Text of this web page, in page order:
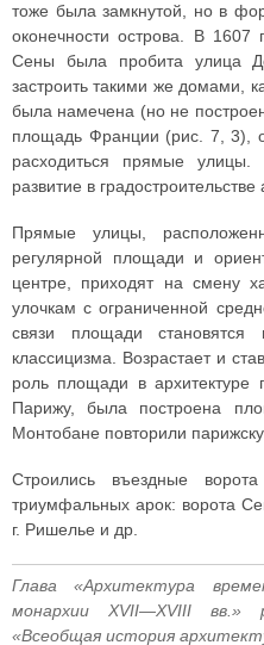
тоже была замкнутой, но в
оконечности острова. В
Сены была пробита улица
застроить такими же домами,
была намечена (но не
площадь Франции (рис. 7, 3),
расходиться прямые улицы.
развитие в
Прямые улицы,
регулярной площади и
центре, приходят на смену
улочкам с ограниченной
связи площади становятся
классицизма. Возрастает и
роль площади в
Парижу, была построена
Монтобане повторили
Строились въездные
триумфальных арок: ворота
г. Ришелье и др.
Глава «Архитектура
монархии XVII—XVIII вв.»
«Всеобщая история